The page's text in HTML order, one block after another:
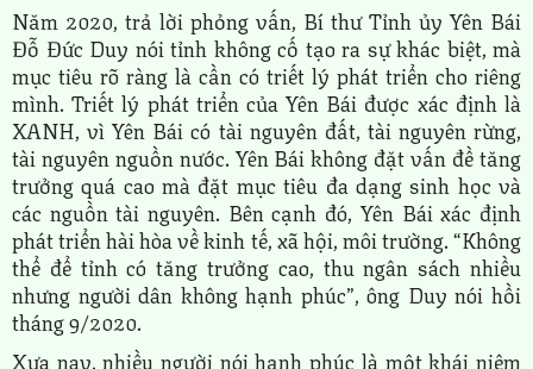
Năm 2020, trả lời phỏng vấn, Bí thư Tỉnh ủy Yên Bái
Đỗ Đức Duy nói tỉnh không cố tạo ra sự khác biệt, mà
mục tiêu rõ ràng là cần có triết lý phát triển cho riêng
mình. Triết lý phát triển của Yên Bái được xác định là
XANH, vì Yên Bái có tài nguyên đất, tài nguyên rừng,
tài nguyên nguồn nước. Yên Bái không đặt vấn đề tăng
trưởng quá cao mà đặt mục tiêu đa dạng sinh học và
các nguồn tài nguyên. Bên cạnh đó, Yên Bái xác định
phát triển hài hòa về kinh tế, xã hội, môi trường. “Không
thể để tỉnh có tăng trưởng cao, thu ngân sách nhiều
nhưng người dân không hạnh phúc”, ông Duy nói hồi
tháng 9/2020.
Xưa nay, nhiều người nói hạnh phúc là một khái niệm